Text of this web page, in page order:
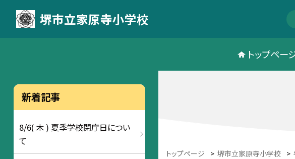
堺市立家原寺小学校
トップペー
トップページ > 堺市立家原寺小学校 >
新着記事
8/6( 木 ) 夏季学校閉庁日につい
て